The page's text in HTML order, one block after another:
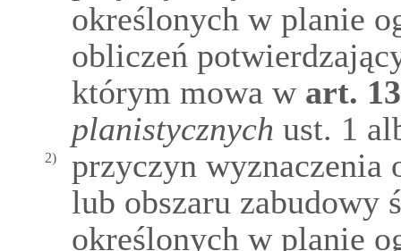
określonych w planie
obliczeń
którym mowa wart.
planistycznych ust. 1
2)
przyczyn wyznaczenia
lub obszaru zabudowy
określonych w planie